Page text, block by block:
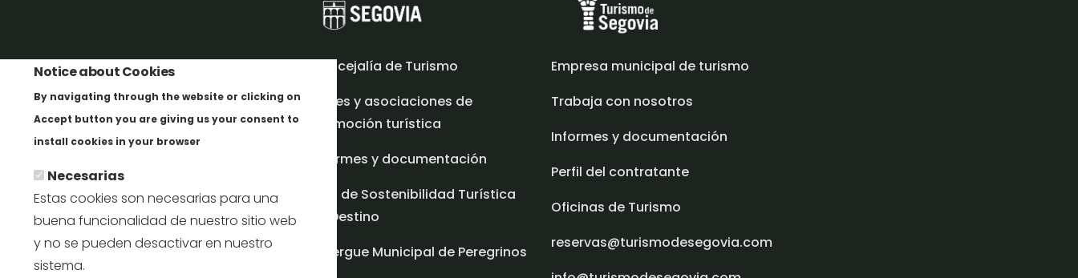
Notice about Cookies
By navigating through the website or clicking on
Accept button you are giving us your consent to
install cookies in your browser
Necesarias
Estas cookies son necesarias para una
buena funcionalidad de nuestro sitio web
y no se pueden desactivar en nuestro
sistema.
Concejalía de Turismo
Redes y asociaciones de
promoción turística
Informes y documentación
Plan de Sostenibilidad Turística
en Destino
Albergue Municipal de Peregrinos
Empresa municipal de turismo
Trabaja con nosotros
Informes y documentación
Perfil del contratante
Oficinas de Turismo
reservas@turismodesegovia.com